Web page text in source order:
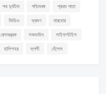
পথ দুর্ঘটনা পশ্চিমবঙ্গ
প্রথম পাতা
ভিডিও ভ্রমণ
মারধোর
রেলমন্ত্রক লকডাউন
লাইফস্টাইল
হালিশহর হুগলী হেঁশেল